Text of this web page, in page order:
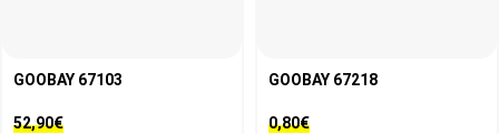
GOOBAY 67103
52,90€
GOOBAY 67218
0,80€